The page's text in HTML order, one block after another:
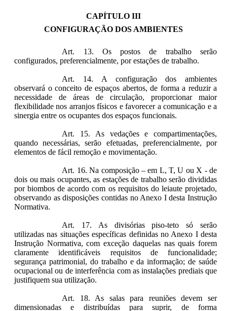
CAPÍTULO III
CONFIGURAÇÃO DOS AMBIENTES
Art. 13. Os postos de trabalho serão
configurados, preferencialmente, por estações de trabalho.
Art. 14. A configuração dos ambientes
observará o conceito de espaços abertos, de forma a reduzir a
necessidade de áreas de circulação, proporcionar maior
flexibilidade nos arranjos físicos e favorecer a comunicação e a
sinergia entre os ocupantes dos espaços funcionais.
Art. 15. As vedações e compartimentações,
quando necessárias, serão efetuadas, preferencialmente, por
elementos de fácil remoção e movimentação.
Art. 16. Na composição – em L, T, U ou X - de
dois ou mais ocupantes, as estações de trabalho serão divididas
por biombos de acordo com os requisitos do leiaute projetado,
observando as disposições contidas no Anexo I desta Instrução
Normativa.
Art. 17. As divisórias piso-teto só serão
utilizadas nas situações específicas definidas no Anexo I desta
Instrução Normativa, com exceção daquelas nas quais forem
claramente identificáveis requisitos de funcionalidade;
segurança patrimonial, do trabalho e da informação; de saúde
ocupacional ou de interferência com as instalações prediais que
justifiquem sua utilização.
Art. 18. As salas para reuniões devem ser
dimensionadas e distribuídas para suprir, de forma